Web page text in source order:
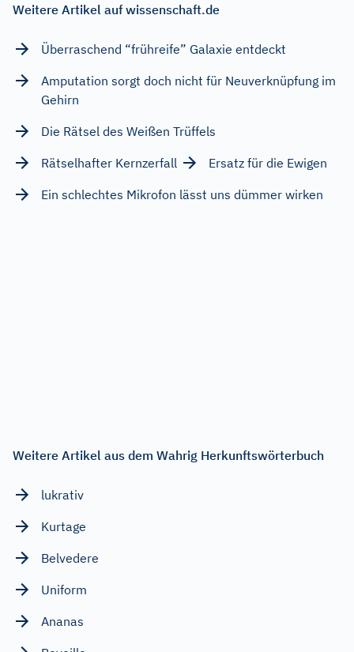
Weitere Artikel auf wissenschaft.de
Überraschend “frühreife” Galaxie entdeckt
Amputation sorgt doch nicht für Neuverknüpfung im
Gehirn
Die Rätsel des Weißen Trüffels
Rätselhafter Kernzerfall
Ersatz für die Ewigen
Ein schlechtes Mikrofon lässt uns dümmer wirken
Weitere Artikel aus dem Wahrig Herkunftswörterbuch
lukrativ
Kurtage
Belvedere
Uniform
Ananas